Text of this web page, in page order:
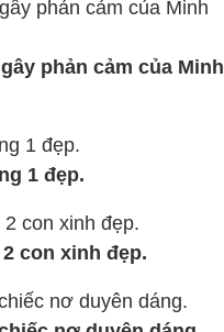
phản cảm của Minh
1 đẹp.
con xinh đẹp.